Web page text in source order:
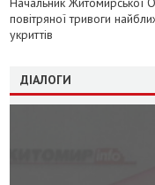
повітряної тривоги
укриттів
ДІАЛОГИ